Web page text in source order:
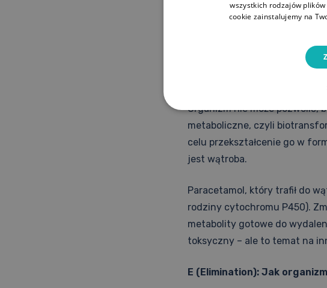
W przypadku paracetamolu,
nerwowego. To właśnie tam
odpowiedzialne za
M (Metabolism): Co się z nim
Organizm nie może pozwolić,
metaboliczne, czyli
celu przekształcenie go w
jest wątroba.
Paracetamol, który trafił do
rodziny cytochromu P450).
metabolity gotowe do
toksyczny – ale to temat na
E (Elimination): Jak
wszystkich rodzajów
cookie zainstalujemy na